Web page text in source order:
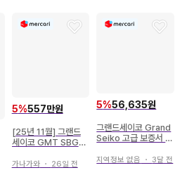
5%557만원
[25년 11월] 그랜드
세이코 GMT SBGN
가나가와・ 26일 전
5%56,635원
그랜드세이코 Grand
Seiko 고급 보증서 케
지역정보 없음 ・ 3달 전